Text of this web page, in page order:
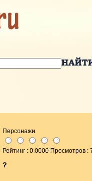
Персонажи
Рейтинг : 0.0000 Просмотров :
?